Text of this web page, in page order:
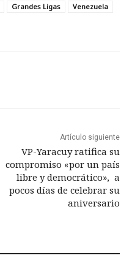
Grandes Ligas
Venezuela
Artículo siguiente
VP-Yaracuy ratifica su
compromiso «por un país
libre y democrático», a
pocos días de celebrar su
aniversario